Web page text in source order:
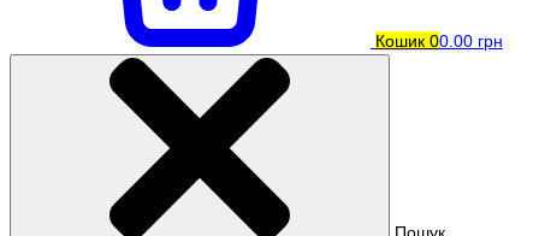
Кошик 00.00 грн